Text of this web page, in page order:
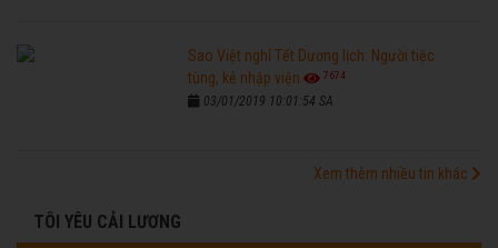
Sao Việt nghỉ Tết Dương lịch: Người tiệc
tùng, kẻ nhập viện
7674
03/01/2019 10:01:54 SA
Xem thêm nhiều tin khác
TÔI YÊU CẢI LƯƠNG